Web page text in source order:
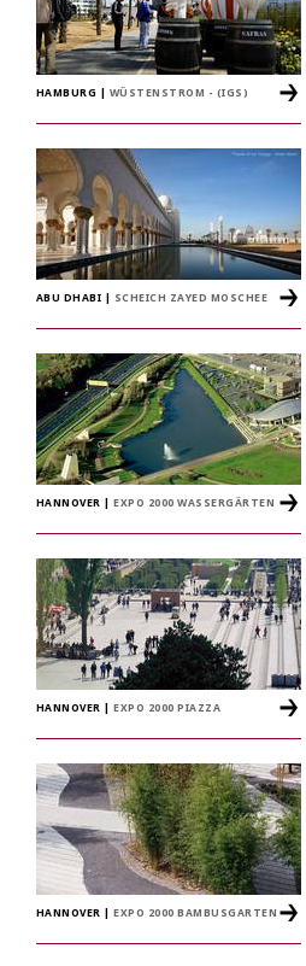
HAMBURG WÜSTENSTROM - (IGS)
ABU DHABI SCHEICH ZAYED MOSCHEE
HANNOVER |EXPO 2000 WASSERGÄRTEN
HANNOVER |EXPO 2000 PIAZZA
HANNOVER |EXPO 2000 BAMBUSGARTEN